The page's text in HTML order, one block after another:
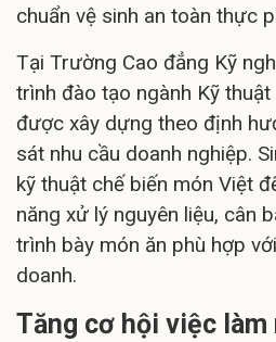
chuẩn vệ sinh an toàn thực
Tại Trường Cao đẳng Kỹ
trình đào tạo ngành Kỹ
được xây dựng theo định
sát nhu cầu doanh nghiệp.
kỹ thuật chế biến món Việt
năng xử lý nguyên liệu, cân
trình bày món ăn phù hợp
doanh.
Tăng cơ hội việc